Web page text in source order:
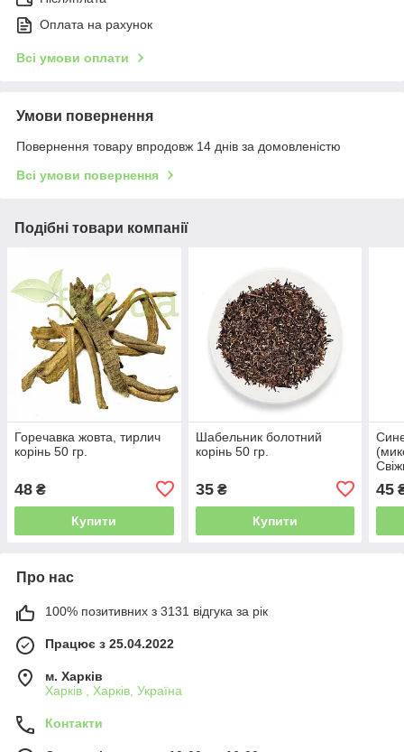
Оплата на рахунок
Всі умови оплати
Умови повернення
Повернення товару впродовж 14 днів за домовленістю
Всі умови повернення
Подібні товари компанії
Горечавка жовта, тирлич
корінь 50 гр.
48 ₴
Купити
Шабельник болотний
корінь 50 гр.
35₴
Купити
45
Про нас
100% позитивних з 3131 відгука за рік
Працює з 25.04.2022
м. Харків
Харків , Харків, Україна
Контакти